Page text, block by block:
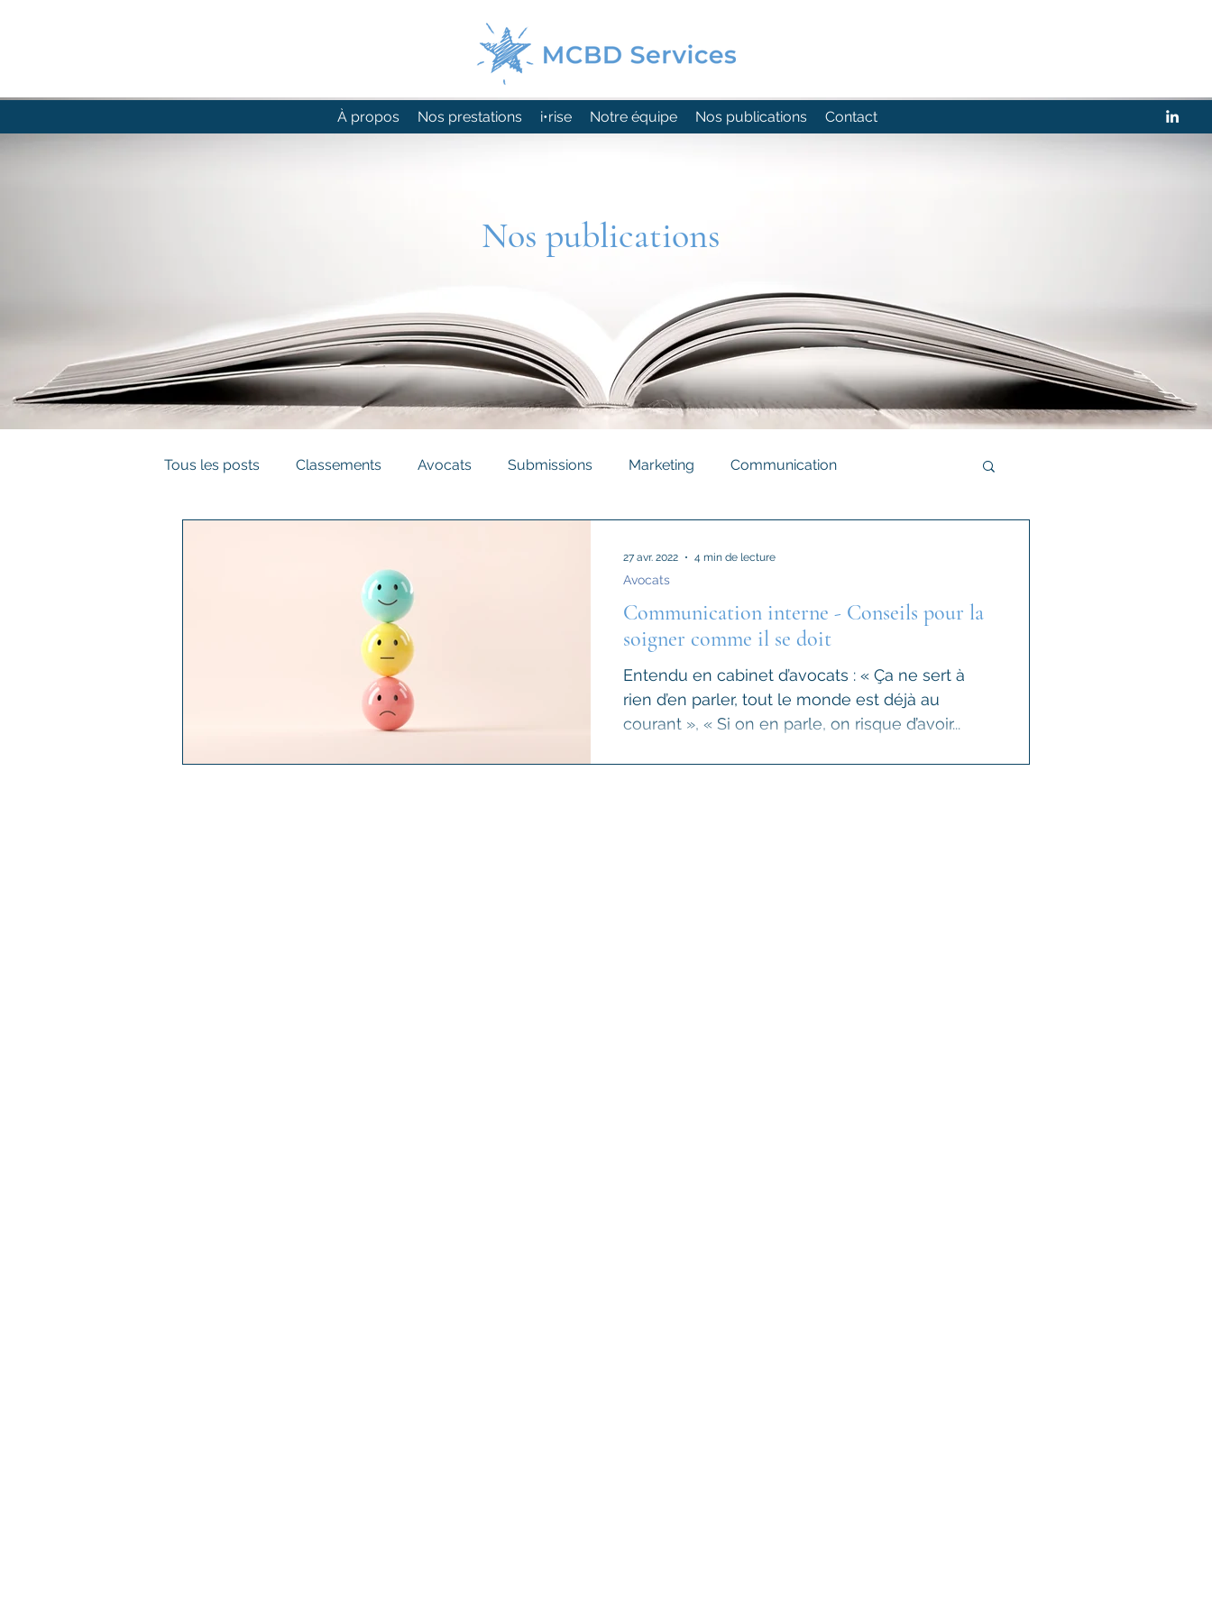
À propos Nos prestations i•rise Notre équipe Nos publications Contact
Nos publications
Tous les posts Classements Avocats Submissions Marketing Communication
Communication interne - Conseils pour la
soigner comme il se doit
Entendu en cabinet d’avocats : « Ça ne sert à
rien d’en parler, tout le monde est déjà au
courant », « Si on en parle, on risque d’avoir...
Avocats
27 avr. 2022 4 min de lecture